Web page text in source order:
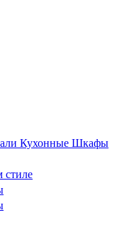
Кухонные Шкафы
стиле